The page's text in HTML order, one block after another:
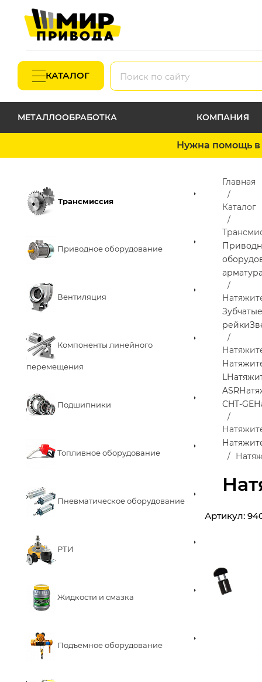
КАТАЛОГ
МЕТАЛЛООБРАБОТКА КОМПАНИЯ
Нужна помощь в
Трансмиссия
Приводное оборудование
Вентиляция
Компоненты линейного
перемещения
Подшипники
Топливное оборудование
Пневматическое оборудование
РТИ
Жидкости и смазка
Подъемное оборудование
Главная
Каталог
рейки
L
ASR
CHT-GE
Артикул: